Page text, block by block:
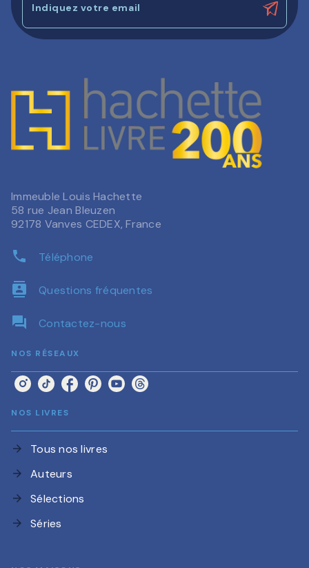
Indiquez votre email
Immeuble Louis Hachette
58 rue Jean Bleuzen
92178 Vanves CEDEX, France
phone Téléphone
contacts Questions fréquentes
question_answer Contactez-nous
NOS RÉSEAUX
NOS LIVRES
arrow_forward Tous nos livres
arrow_forward Auteurs
arrow_forward Sélections
arrow_forward Séries